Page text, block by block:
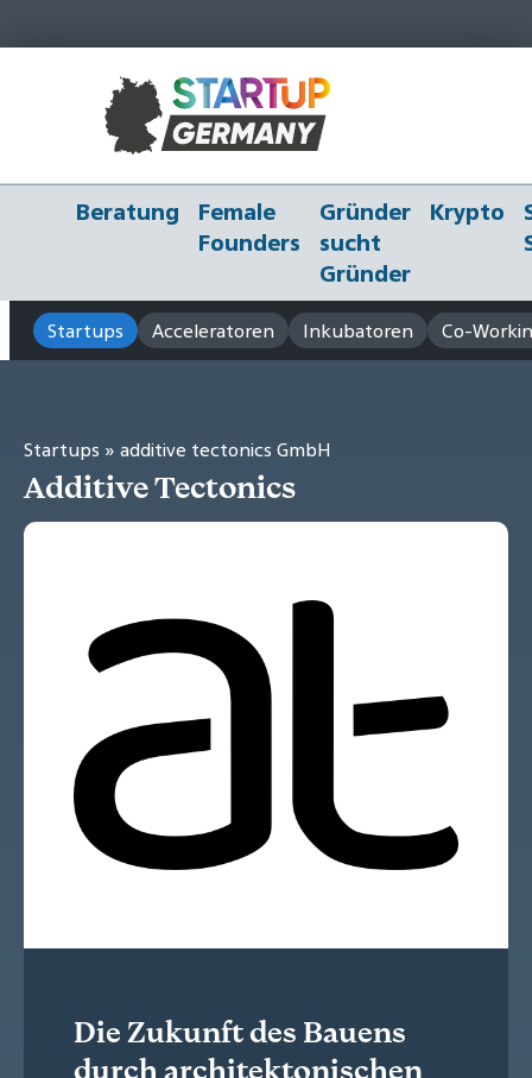
Beratung
Female
Founders
Gründer
sucht
Gründer
Krypto
Startups Acceleratoren Inkubatoren Co-
Startups » additive tectonics GmbH
Additive Tectonics
Die Zukunft des Bauens
durch architektonischen